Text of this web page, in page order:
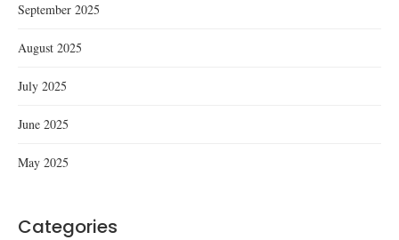
September 2025
August 2025
July 2025
June 2025
May 2025
Categories